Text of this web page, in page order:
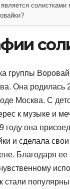
является солистками
группы
Она родилась
Москва. С
к музыке и
году она
и сделала
Благодаря ее
стали